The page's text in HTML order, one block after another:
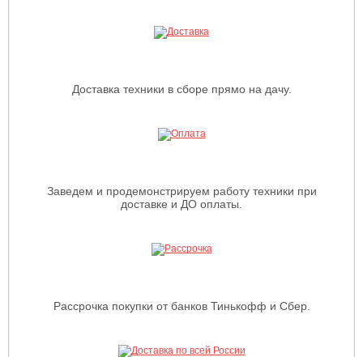
Доставка техники в сборе прямо на дачу.
Заведем и продемонстрируем работу техники при
доставке и ДО оплаты.
Рассрочка покупки от банков Тинькофф и Сбер.